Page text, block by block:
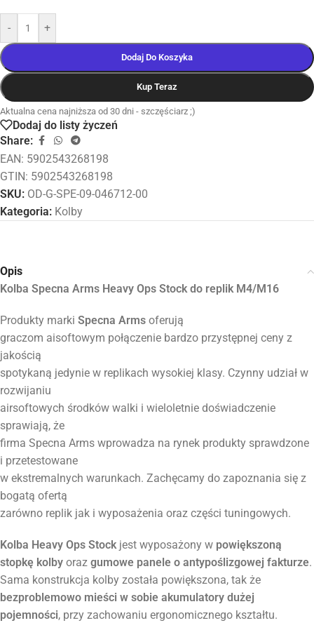
- +
Dodaj Do Koszyka
Kup Teraz
Aktualna cena najniższa od 30 dni - szczęściarz ;)
Dodaj do listy życzeń
Share:
EAN: 5902543268198
GTIN: 5902543268198
SKU: OD-G-SPE-09-046712-00
Kategoria: Kolby
Opis
Kolba Specna Arms Heavy Ops Stock do replik M4/M16
Produkty marki Specna Arms oferują
graczom aisoftowym połączenie bardzo przystępnej ceny z
jakością
spotykaną jedynie w replikach wysokiej klasy. Czynny udział w
rozwijaniu
airsoftowych środków walki i wieloletnie doświadczenie
sprawiają, że
firma Specna Arms wprowadza na rynek produkty sprawdzone
i przetestowane
w ekstremalnych warunkach. Zachęcamy do zapoznania się z
bogatą ofertą
zarówno replik jak i wyposażenia oraz części tuningowych.
Kolba Heavy Ops Stockjest wyposażony w powiększoną
stopkę kolby oraz gumowe panele o antypoślizgowej fakturze.
Sama konstrukcja kolby została powiększona, tak że
bezproblemowo mieści w sobie akumulatory dużej
pojemności, przy zachowaniu ergonomicznego kształtu.